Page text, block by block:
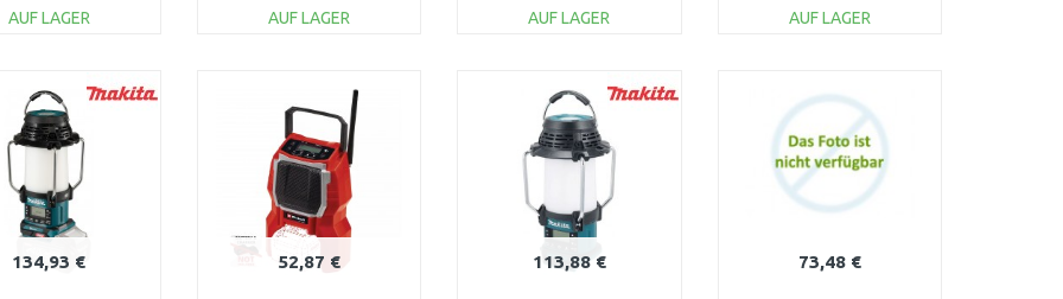
AUF LAGER
Vergleichen
AUF LAGER
Vergleichen
AUF LAGER
Vergleichen
AUF LAGER
Vergleichen
134,93 € 52,87 € 113,88 € 73,48 €